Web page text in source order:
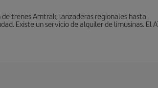
trenes Amtrak, lanzaderas regionales hasta
Existe un servicio de alquiler de limusinas. El